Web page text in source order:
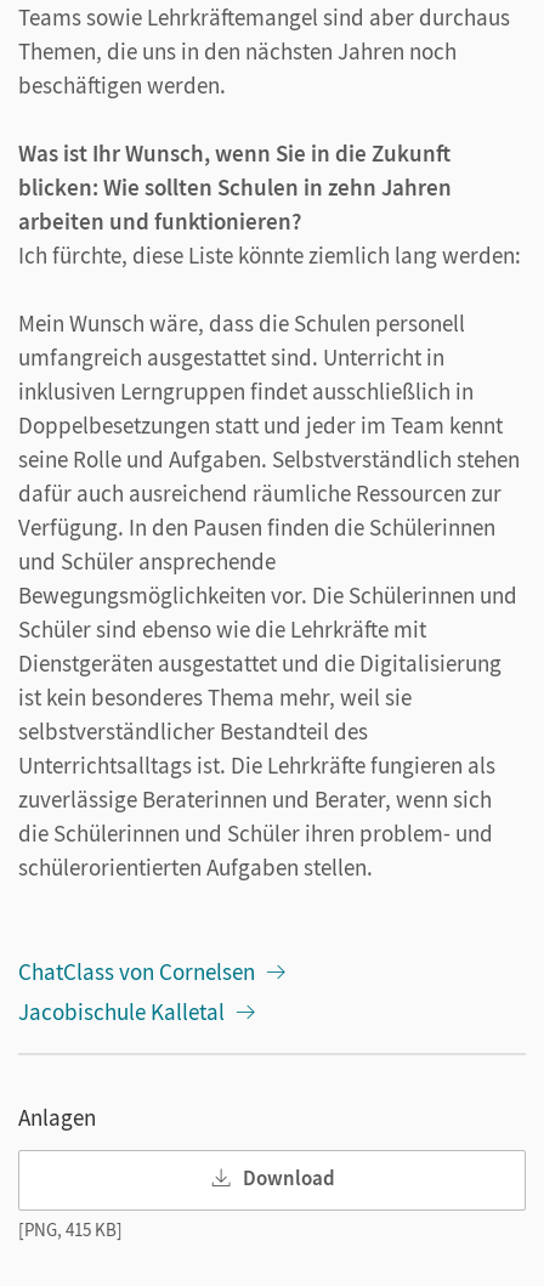
Teams sowie Lehrkräftemangel sind aber durchaus
Themen, die uns in den nächsten Jahren noch
beschäftigen werden.
Was ist Ihr Wunsch, wenn Sie in die Zukunft
blicken: Wie sollten Schulen in zehn Jahren
arbeiten und funktionieren?
Ich fürchte, diese Liste könnte ziemlich lang werden:
Mein Wunsch wäre, dass die Schulen personell
umfangreich ausgestattet sind. Unterricht in
inklusiven Lerngruppen findet ausschließlich in
Doppelbesetzungen statt und jeder im Team kennt
seine Rolle und Aufgaben. Selbstverständlich stehen
dafür auch ausreichend räumliche Ressourcen zur
Verfügung. In den Pausen finden die Schülerinnen
und Schüler ansprechende
Bewegungsmöglichkeiten vor. Die Schülerinnen und
Schüler sind ebenso wie die Lehrkräfte mit
Dienstgeräten ausgestattet und die Digitalisierung
ist kein besonderes Thema mehr, weil sie
selbstverständlicher Bestandteil des
Unterrichtsalltags ist. Die Lehrkräfte fungieren als
zuverlässige Beraterinnen und Berater, wenn sich
die Schülerinnen und Schüler ihren problem- und
schülerorientierten Aufgaben stellen.
ChatClass von Cornelsen
Jacobischule Kalletal
Anlagen
Download
[PNG, 415 KB]